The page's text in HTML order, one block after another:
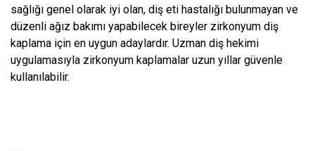
sağlığı genel olarak iyi olan, diş eti hastalığı bulunmayan ve
düzenli ağız bakımı yapabilecek bireyler zirkonyum diş
kaplama için en uygun adaylardır. Uzman diş hekimi
uygulamasıyla zirkonyum kaplamalar uzun yıllar güvenle
kullanılabilir.